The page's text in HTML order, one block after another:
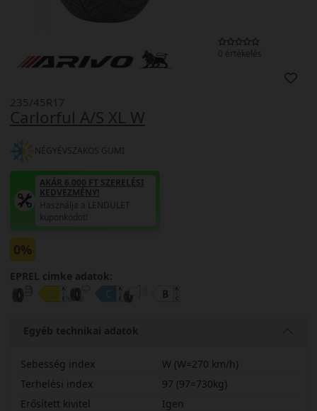
0 értékelés
Carlorful A/S XL W
235/45R17
NÉGYÉVSZAKOS GUMI
AKÁR 6.000 FT SZERELÉSI
KEDVEZMÉNY!
Használja a LENDÜLET
kuponkódot!
0%
EPREL cimke adatok:
Egyéb technikai adatok
Sebesség index
W (W=270 km/h)
Terhelési index
97 (97=730kg)
Erősített kivitel
Igen